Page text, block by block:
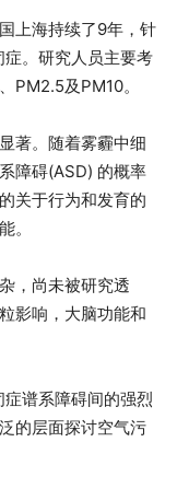
上海持续了9年，针
。研究人员主要考
PM2.5及PM10。
著。随着雾霾中细
障碍(ASD) 的概率
关于行为和发育的
。
，尚未被研究透
影响，大脑功能和
谱系障碍间的强烈
的层面探讨空气污